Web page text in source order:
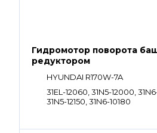
Гидромотор поворота
редуктором
HYUNDAI R170W-7A
31EL-12060, 31N5-12000,
31N5-12150, 31N6-10180